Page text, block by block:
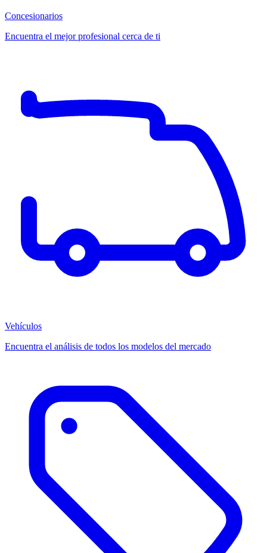
Concesionarios
Encuentra el mejor profesional cerca de ti
Vehículos
Encuentra el análisis de todos los modelos del mercado